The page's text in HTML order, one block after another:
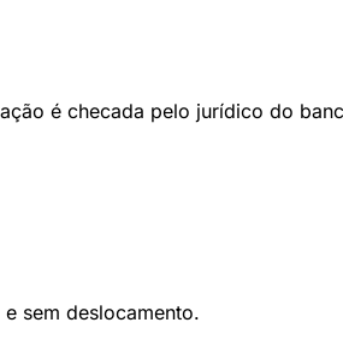
é checada pelo jurídico do
sem deslocamento.